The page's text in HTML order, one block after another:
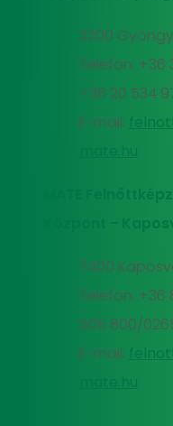
3200
Telefon: +36
+36 20 534
E-mail:
MATE
Központ -
7400
Telefon: +36
505 800/
E-mail: